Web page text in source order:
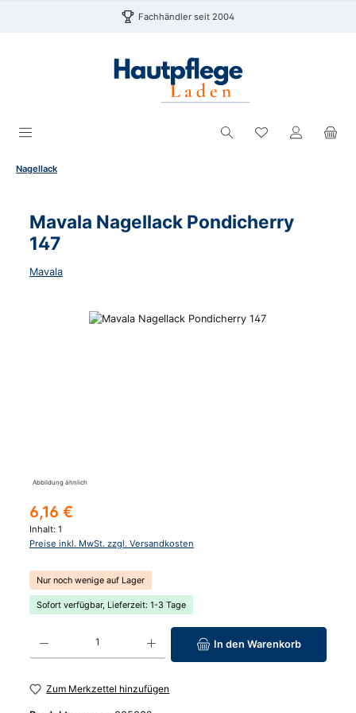
Zum Hauptinhalt springen Fachhändler seit 2004
Du hast 0
Nagellack
Mavala Nagellack Pondicherry
147
Mavala
Bildergalerie überspringen
Abbildung ähnlich
Regulärer Preis:
6,16 €
Inhalt: 1
Preise inkl. MwSt. zzgl. Versandkosten
Nur noch wenige auf Lager
Sofort verfügbar, Lieferzeit: 1-3 Tage
Produkt Anzahl: Gib den gewünschten Wert ein oder benutze die
In den Warenkorb
Zum Merkzettel hinzufügen